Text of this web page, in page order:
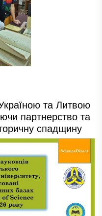
та Литвою
партнерство та
спадщину